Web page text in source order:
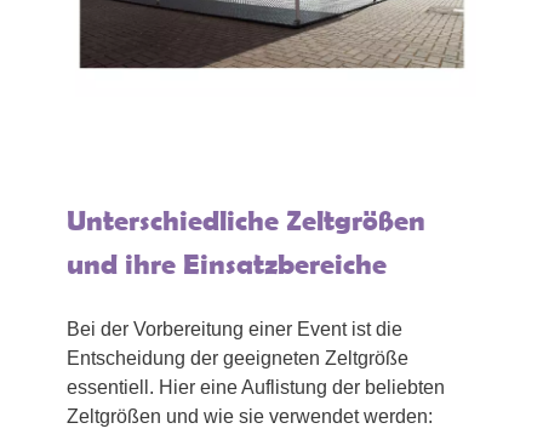
Unterschiedliche Zeltgrößen
und ihre Einsatzbereiche
Bei der Vorbereitung einer Event ist die
Entscheidung der geeigneten Zeltgröße
essentiell. Hier eine Auflistung der beliebten
Zeltgrößen und wie sie verwendet werden: